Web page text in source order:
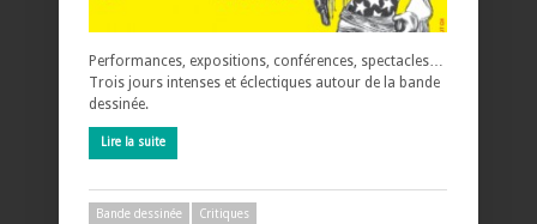
Performances, expositions, conférences, spectacles…
Trois jours intenses et éclectiques autour de la bande
dessinée.
Lire la suite
Bande dessinée Critiques